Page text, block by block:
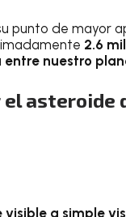
punto de mayor
2.6
entre nuestro
el asteroide
visible a simple